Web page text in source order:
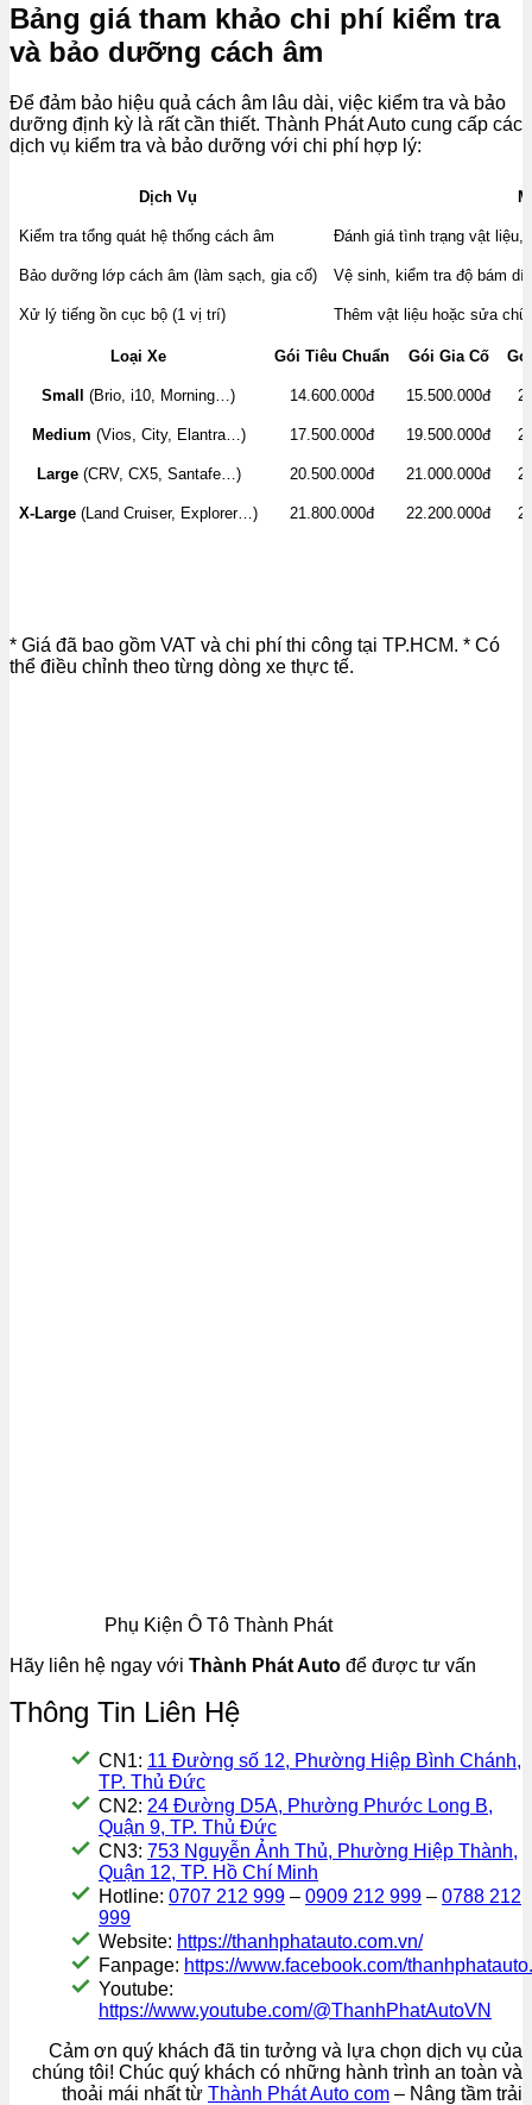
Bảng giá tham khảo chi phí kiểm tra
và bảo dưỡng cách âm
Để đảm bảo hiệu quả cách âm lâu dài, việc kiểm tra và bảo
dưỡng định kỳ là rất cần thiết. Thành Phát Auto cung cấp các
dịch vụ kiểm tra và bảo dưỡng với chi phí hợp lý:
Dịch Vụ
Kiểm tra tổng quát hệ thống cách âm Đánh giá tình trạng vật liệu,
Bảo dưỡng lớp cách âm (làm sạch, gia cố) Vệ sinh, kiểm tra độ bám
Xử lý tiếng ồn cục bộ (1 vị trí) Thêm vật liệu hoặc sửa
Loại Xe Gói Tiêu Chuẩn Gói Gia Cố
Small (Brio, i10, Morning…) 14.600.000đ 15.500.000đ
Medium (Vios, City, Elantra…) 17.500.000đ 19.500.000đ
Large (CRV, CX5, Santafe…) 20.500.000đ 21.000.000đ
X-Large (Land Cruiser, Explorer…) 21.800.000đ 22.200.000đ
* Giá đã bao gồm VAT và chi phí thi công tại TP.HCM. * Có
thể điều chỉnh theo từng dòng xe thực tế.
Phụ Kiện Ô Tô Thành Phát
Hãy liên hệ ngay với Thành Phát Auto để được tư vấn
Thông Tin Liên Hệ
CN1: 11 Đường số 12, Phường Hiệp Bình Chánh,
TP. Thủ Đức
CN2: 24 Đường D5A, Phường Phước Long B,
Quận 9, TP. Thủ Đức
CN3: 753 Nguyễn Ảnh Thủ, Phường Hiệp Thành,
Quận 12, TP. Hồ Chí Minh
Hotline: 0707 212 999 – 0909 212 999 – 0788 212
999
Website: https://thanhphatauto.com.vn/
Fanpage: https://www.facebook.com/
Youtube:
https://www.youtube.com/@ThanhPhatAutoVN
Cảm ơn quý khách đã tin tưởng và lựa chọn dịch vụ của
chúng tôi! Chúc quý khách có những hành trình an toàn và
thoải mái nhất từ Thành Phát Auto com – Nâng tầm trải